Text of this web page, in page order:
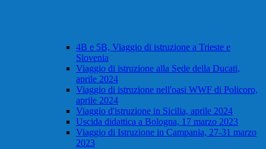
4B e 5B, Viaggio di istruzione a Trieste e
Slovenia
Viaggio di istruzione alla Sede della Ducati,
aprile 2024
Viaggio di istruzione nell'oasi WWF di Policoro,
aprile 2024
Viaggio d'istruzione in Sicilia, aprile 2024
Uscida didattica a Bologna, 17 marzo 2023
Viaggio di Istruzione in Campania, 27-31 marzo
2023